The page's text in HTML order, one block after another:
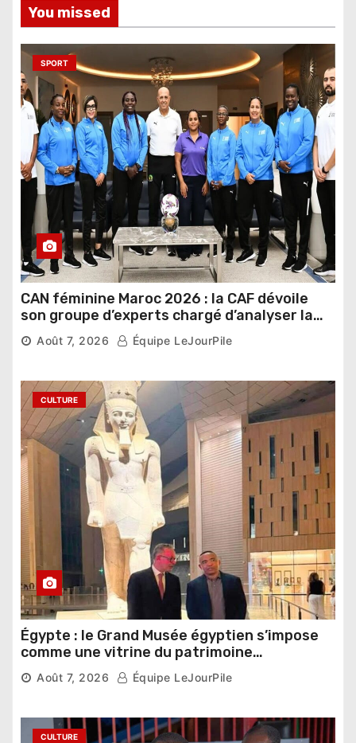
You missed
SPORT
CAN féminine Maroc 2026 : la CAF dévoile
son groupe d’experts chargé d’analyser la
compétition
Août 7, 2026 Équipe LeJourPile
CULTURE
Égypte : le Grand Musée égyptien s’impose
comme une vitrine du patrimoine
pharaonique auprès des dirigeants
étrangers
Août 7, 2026 Équipe LeJourPile
CULTURE